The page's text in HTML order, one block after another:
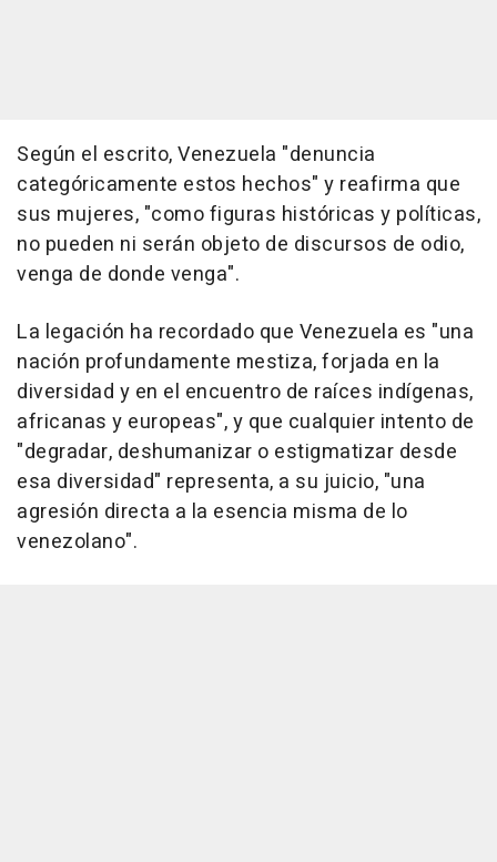
Según el escrito, Venezuela "denuncia
categóricamente estos hechos" y reafirma que
sus mujeres, "como figuras históricas y políticas,
no pueden ni serán objeto de discursos de odio,
venga de donde venga".
La legación ha recordado que Venezuela es "una
nación profundamente mestiza, forjada en la
diversidad y en el encuentro de raíces indígenas,
africanas y europeas", y que cualquier intento de
"degradar, deshumanizar o estigmatizar desde
esa diversidad" representa, a su juicio, "una
agresión directa a la esencia misma de lo
venezolano".